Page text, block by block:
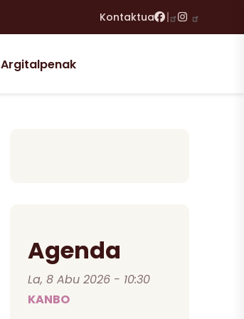
Kontaktua FacebookInstagram
Argitalpenak
Agenda
La, 8 Abu 2026 - 10:30
KANBO